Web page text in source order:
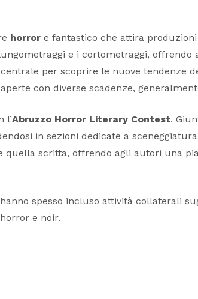
horror e fantastico che attira
e i cortometraggi, offrendo
per scoprire le nuove tendenze
con diverse scadenze,
l’Abruzzo Horror Literary Contest.
in sezioni dedicate a
quella scritta, offrendo agli autori una
spesso incluso attività collaterali
e noir.